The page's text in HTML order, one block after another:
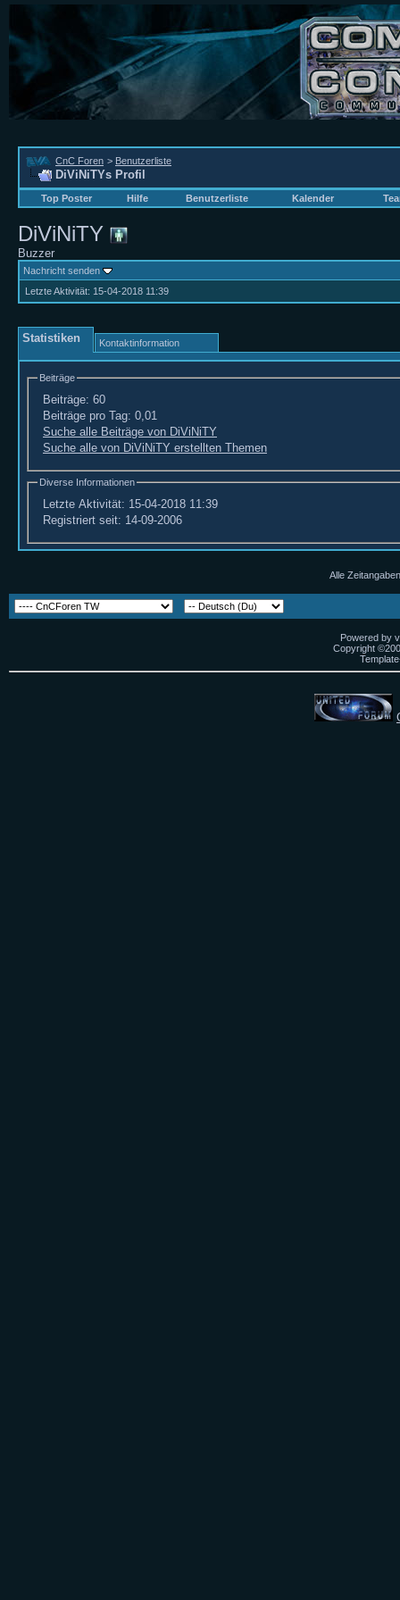
CnC Foren > Benutzerliste
DiViNiTYs Profil
Top Poster Hilfe Benutzerliste Kalender
DiViNiTY
Buzzer
Nachricht senden
Letzte Aktivität: 15-04-2018 11:39
Statistiken Kontaktinformation
Beiträge
Beiträge: 60
Beiträge pro Tag: 0,01
Suche alle Beiträge von DiViNiTY
Suche alle von DiViNiTY erstellten Themen
Diverse Informationen
Letzte Aktivität: 15-04-2018 11:39
Registriert seit: 14-09-2006
Alle
Powered by
Copyright